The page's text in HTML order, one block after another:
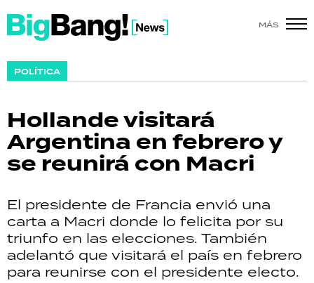
MÁS
POLÍTICA
Hollande visitará
Argentina en febrero y
se reunirá con Macri
El presidente de Francia envió una
carta a Macri donde lo felicita por su
triunfo en las elecciones. También
adelantó que visitará el país en febrero
para reunirse con el presidente electo.
SHOW
ACTUALIDAD
POLICIALES
ECONOMÍA
GRAN HERMANO
SALUD